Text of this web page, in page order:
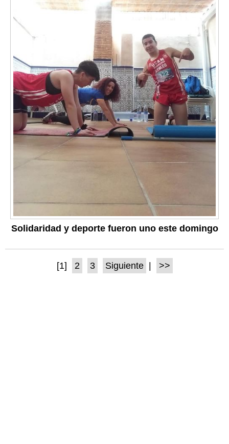
Solidaridad y deporte fueron uno este domingo
[1] 2 3 Siguiente >>